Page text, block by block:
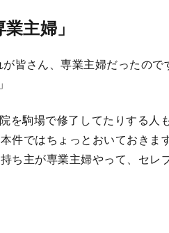
主婦」
皆さん、専業主婦だったの
を駒場で修了してたりする人
件ではちょっとおいておきま
ち主が専業主婦やって、セレ